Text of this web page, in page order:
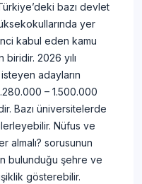
bazı devlet
yer
kabul eden kamu
biridir. 2026 yılı
adayların
– 1.500.000
Bazı üniversitelerde
Nüfus ve
almalı? sorusunun
bulunduğu şehre ve
gösterebilir.